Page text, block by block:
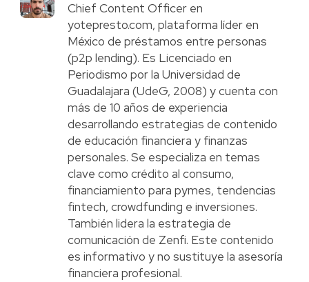
Chief Content Officer en
yotepresto.com, plataforma líder en
México de préstamos entre personas
(p2p lending). Es Licenciado en
Periodismo por la Universidad de
Guadalajara (UdeG, 2008) y cuenta con
más de 10 años de experiencia
desarrollando estrategias de contenido
de educación financiera y finanzas
personales. Se especializa en temas
clave como crédito al consumo,
financiamiento para pymes, tendencias
fintech, crowdfunding e inversiones.
También lidera la estrategia de
comunicación de Zenfi. Este contenido
es informativo y no sustituye la asesoría
financiera profesional.